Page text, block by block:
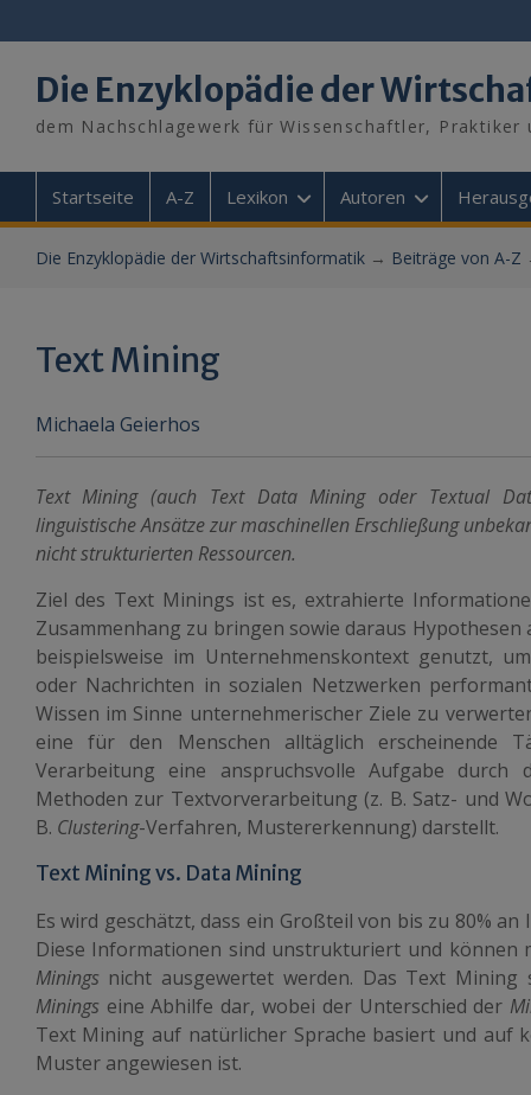
to
Die Enzyklopädie der
dem Nachschlagewerk für Wissenschaftler, Praktiker
Startseite A-Z Lexikon Autoren
Die Enzyklopädie der Wirtschaftsinformatik→ Beiträge von A-Z
Text Mining
Michaela Geierhos
Text Mining (auch Text Data Mining oder Textual
linguistische Ansätze zur maschinellen Erschließung
nicht strukturierten Ressourcen.
Ziel des Text Minings ist es, extrahierte
Zusammenhang zu bringen sowie daraus
beispielsweise im Unternehmenskontext genutzt,
oder Nachrichten in sozialen Netzwerken
Wissen im Sinne unternehmerischer Ziele zu
eine für den Menschen alltäglich erscheinende
Verarbeitung eine anspruchsvolle Aufgabe durch
Methoden zur Textvorverarbeitung (z. B. Satz- und
B. Clustering-Verfahren, Mustererkennung) darstellt.
Text Mining vs. Data Mining
Es wird geschätzt, dass ein Großteil von bis zu 80%
Diese Informationen sind unstrukturiert und können
Minings nicht ausgewertet werden. Das Text
Minings eine Abhilfe dar, wobei der Unterschied der
Text Mining auf natürlicher Sprache basiert und auf
Muster angewiesen ist.